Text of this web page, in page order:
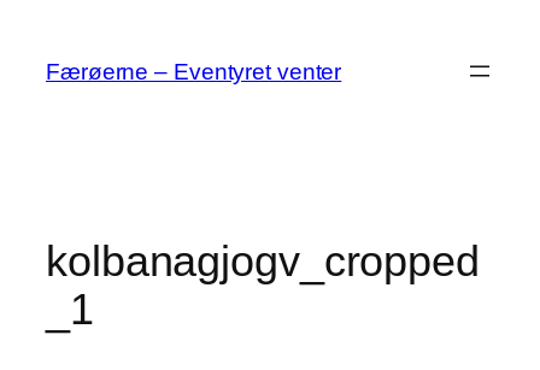
indhold
Færøerne – Eventyret venter
kolbanagjogv_cropped
_1